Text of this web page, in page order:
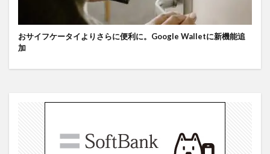
おサイフケータイよりさらに便利に。Google Walletに新機能追
加